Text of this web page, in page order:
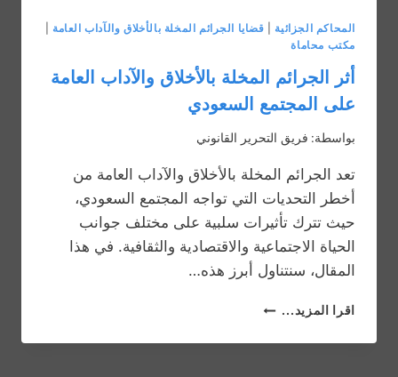
المحاكم الجزائية قضايا الجرائم المخلة بالأخلاق والآداب العامة
مكتب محاماة
أثر الجرائم المخلة بالأخلاق والآداب العامة
على المجتمع السعودي
بواسطة: فريق التحرير القانوني
تعد الجرائم المخلة بالأخلاق والآداب العامة من
أخطر التحديات التي تواجه المجتمع السعودي،
حيث تترك تأثيرات سلبية على مختلف جوانب
الحياة الاجتماعية والاقتصادية والثقافية. في هذا
المقال، سنتناول أبرز هذه…
اقرا المزيد... أثر
المخلة